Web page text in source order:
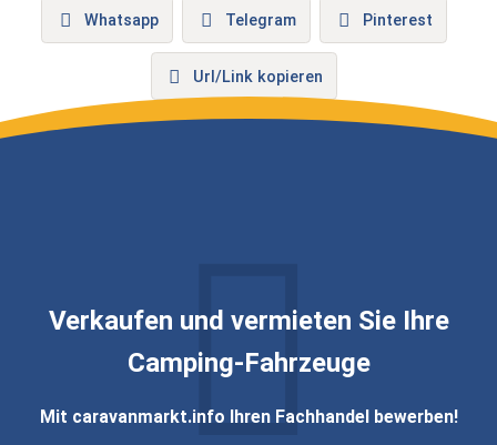
Whatsapp Telegram Pinterest
Url/Link kopieren
Verkaufen und vermieten Sie Ihre
Camping-Fahrzeuge
Mit caravanmarkt.info Ihren Fachhandel bewerben!